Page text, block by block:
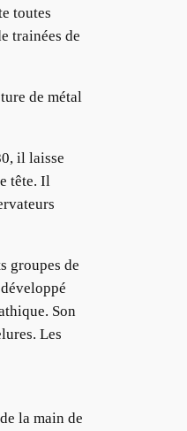
toutes
trainées de
de métal
il laisse
tête. Il
groupes de
Son
Les
la main de